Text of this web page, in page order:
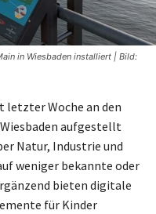
in Wiesbaden installiert | Bild:
Woche an den
aufgestellt
Natur, Industrie und
weniger bekannte oder
bieten digitale
für Kinder